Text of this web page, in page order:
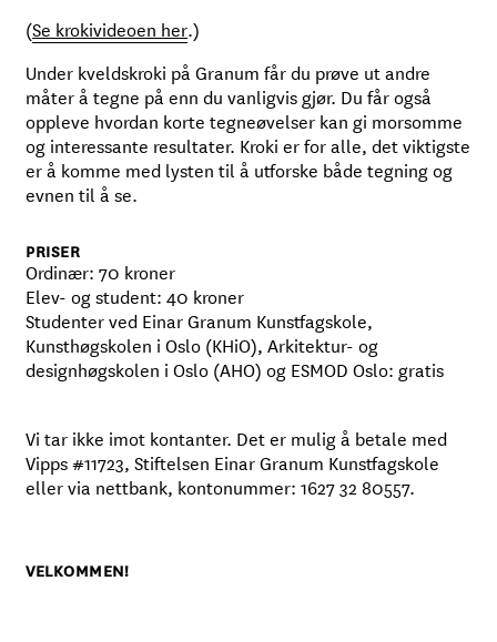
(Se krokivideoen her.)
Under kveldskroki på Granum får du prøve ut andre
måter å tegne på enn du vanligvis gjør. Du får også
oppleve hvordan korte tegneøvelser kan gi morsomme
og interessante resultater. Kroki er for alle, det viktigste
er å komme med lysten til å utforske både tegning og
evnen til å se.
PRISER
Ordinær: 70 kroner
Elev- og student: 40 kroner
Studenter ved Einar Granum Kunstfagskole,
Kunsthøgskolen i Oslo (KHiO), Arkitektur- og
designhøgskolen i Oslo (AHO) og ESMOD Oslo: gratis
Vi tar ikke imot kontanter. Det er mulig å betale med
Vipps #11723, Stiftelsen Einar Granum Kunstfagskole
eller via nettbank, kontonummer: 1627 32 80557.
VELKOMMEN!